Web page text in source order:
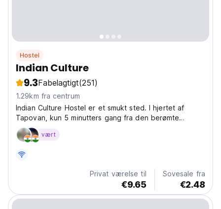
Hostel
Indian Culture
9.3Fabelagtigt(251)
1.29km fra centrum
Indian Culture Hostel er et smukt sted. I hjertet af
Tapovan, kun 5 minutters gang fra den berømte
Laxman Jhula Bridge og markedet, og stadig i et meget
fredeligt og roligt miljø. Vi har en stor have, hvor du
vært
Privat værelse til
€9.65
Sovesale fra
€2.48